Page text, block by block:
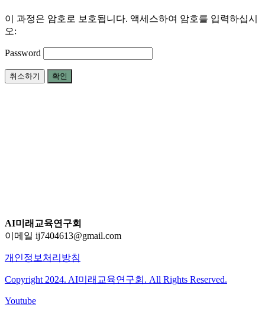
이 과정은 암호로 보호됩니다. 액세스하여 암호를 입력하십시
오:
Password
취소하기 확인
AI미래교육연구회
이메일 ij7404613@gmail.com
개인정보처리방침
Copyright 2024. AI미래교육연구회. All Rights Reserved.
Youtube